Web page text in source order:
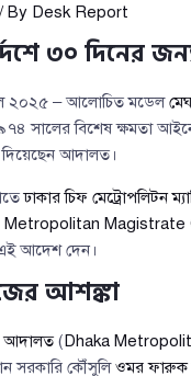
/ By Desk Report
৩০ দিনের
২০২৫ – আলোচিত মডেল
সালের বিশেষ ক্ষমতা
আদালত।
ঢাকার চিফ মেট্রোপলিটন
Metropolitan Magistrate
আদেশ দেন।
আশঙ্কা
আদালত(Dhaka
সরকারি কৌঁসুলিওমর ফারুক